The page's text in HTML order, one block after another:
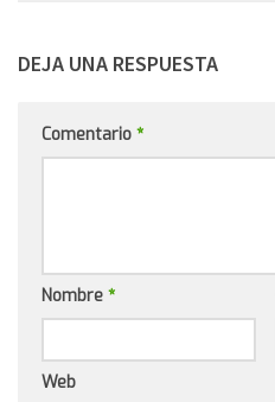
DEJA UNA RESPUESTA
Comentario *
Nombre *
Web